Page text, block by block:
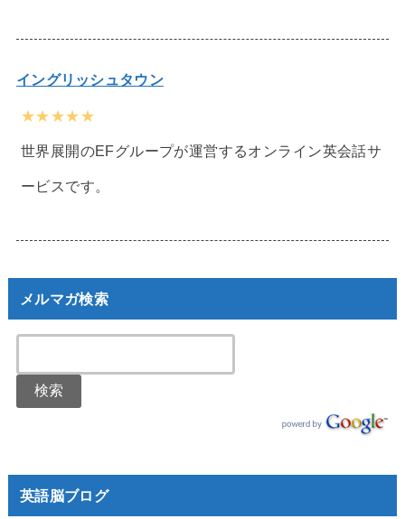
イングリッシュタウン
★★★★★
世界展開のEFグループが運営するオンライン英会話サ
ービスです。
メルマガ検索
英語脳ブログ